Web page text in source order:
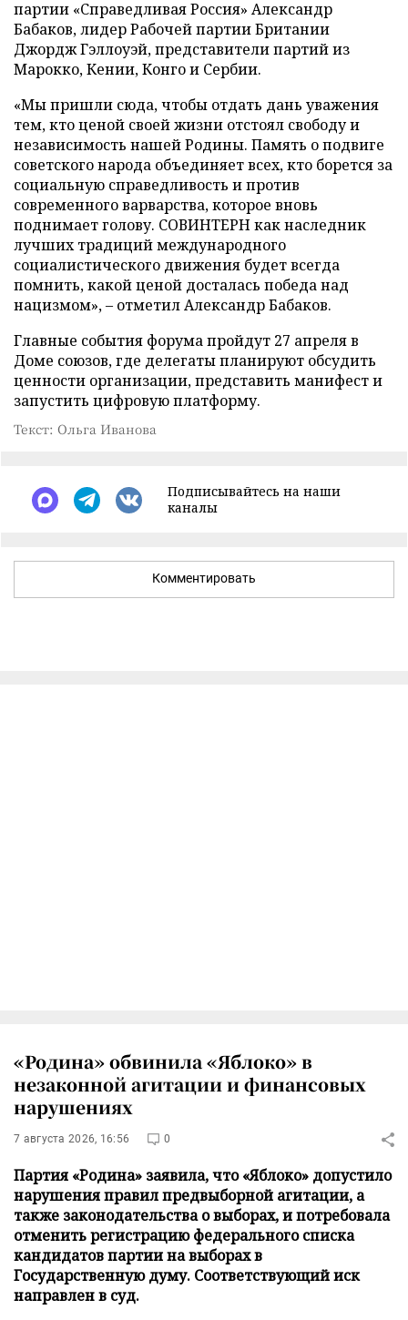
партии «Справедливая Россия» Александр
Бабаков, лидер Рабочей партии Британии
Джордж Гэллоуэй, представители партий из
Марокко, Кении, Конго и Сербии.
«Мы пришли сюда, чтобы отдать дань уважения
тем, кто ценой своей жизни отстоял свободу и
независимость нашей Родины. Память о подвиге
советского народа объединяет всех, кто борется за
социальную справедливость и против
современного варварства, которое вновь
поднимает голову. СОВИНТЕРН как наследник
лучших традиций международного
социалистического движения будет всегда
помнить, какой ценой досталась победа над
нацизмом», – отметил Александр Бабаков.
Главные события форума пройдут 27 апреля в
Доме союзов, где делегаты планируют обсудить
ценности организации, представить манифест и
запустить цифровую платформу.
Текст: Ольга Иванова
Подписывайтесь на наши
каналы
Комментировать
«Родина» обвинила «Яблоко» в
незаконной агитации и финансовых
нарушениях
7 августа 2026, 16:56 0
Партия «Родина» заявила, что «Яблоко» допустило
нарушения правил предвыборной агитации, а
также законодательства о выборах, и потребовала
отменить регистрацию федерального списка
кандидатов партии на выборах в
Государственную думу. Соответствующий иск
направлен в суд.